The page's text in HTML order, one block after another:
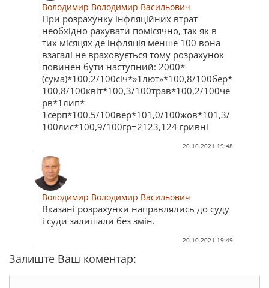
Володимир Володимир Васильович
При розрахунку інфляційних втрат
необхідно рахувати помісячно, так як в
тих місяцях де інфляція менше 100 вона
взагалі не враховується тому розрахунок
повинен бути наступний: 2000*
(сума)*100,2/100січ*»1лют»*100,8/100бер*
100,8/100квіт*100,3/100трав*100,2/100че
рв*1лип*
1серп*100,5/100вер*101,0/100жов*101,3/
100лис*100,9/100гр=2123,124 гривні
20.10.2021 19:48
Володимир Володимир Васильович
Вказані розрахунки направлялись до суду
і суди залишали без змін.
20.10.2021 19:49
Залиште Ваш коментар: